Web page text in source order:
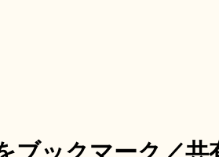
ブックマーク／共